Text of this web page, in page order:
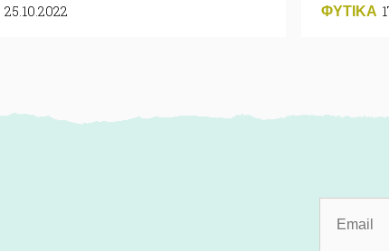
25.10.2022 ΦΥΤΙΚA